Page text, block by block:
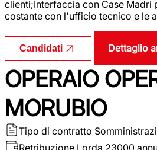
clienti;Interfaccia con Case Madri
costante con l'ufficio tecnico e le
Candidati Dettaglio
OPERAIO
MORUBIO
Tipo di contratto
Retribuzione Lorda 23000